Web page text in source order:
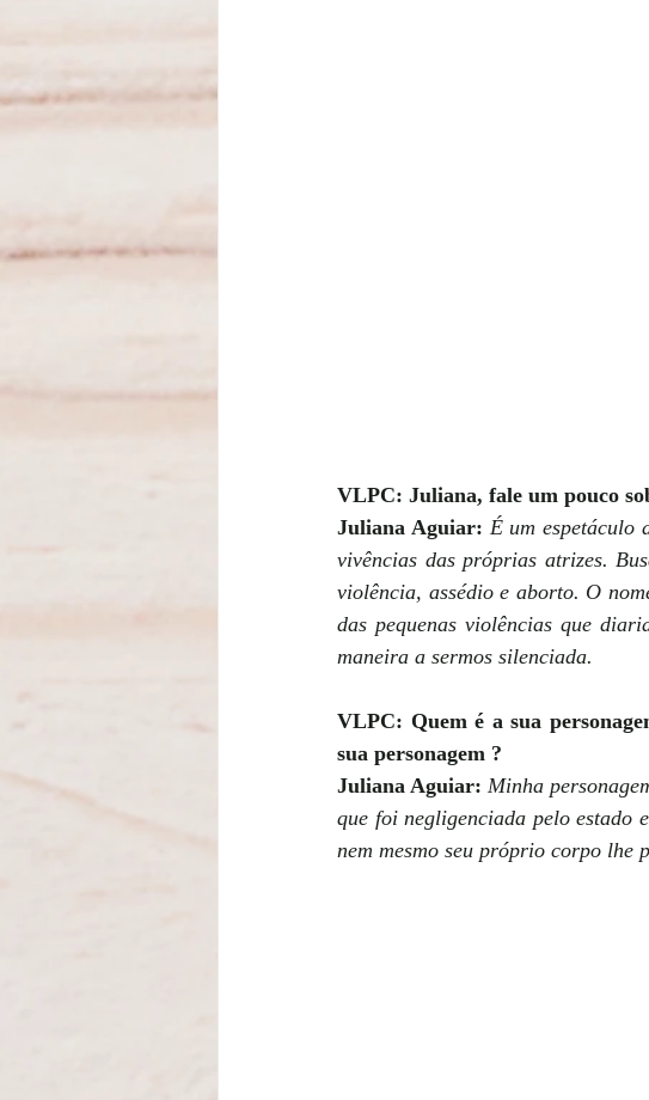
VLPC: Juliana, fale um pouco
Juliana Aguiar: É um espetáculo
vivências das próprias atrizes.
violência, assédio e aborto. O
das pequenas violências que
maneira a sermos silenciada.
VLPC: Quem é a sua
sua personagem ?
Juliana Aguiar: Minha
que foi negligenciada pelo estado
nem mesmo seu próprio corpo lhe